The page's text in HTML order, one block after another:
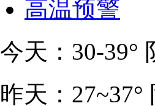
高温预警
今天：30-39°
昨天：27~37°